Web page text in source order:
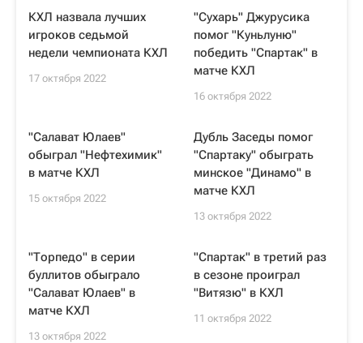
КХЛ назвала лучших
игроков седьмой
недели чемпионата КХЛ
17 октября 2022
"Сухарь" Джурусика
помог "Куньлуню"
победить "Спартак" в
матче КХЛ
16 октября 2022
"Салават Юлаев"
обыграл "Нефтехимик"
в матче КХЛ
15 октября 2022
Дубль Заседы помог
"Спартаку" обыграть
минское "Динамо" в
матче КХЛ
13 октября 2022
"Торпедо" в серии
буллитов обыграло
"Салават Юлаев" в
матче КХЛ
13 октября 2022
"Спартак" в третий раз
в сезоне проиграл
"Витязю" в КХЛ
11 октября 2022